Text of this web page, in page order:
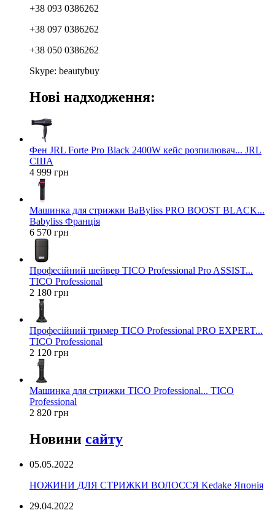
+38 093 0386262
+38 097 0386262
+38 050 0386262
Skype: beautybuy
Нові надходження:
Фен JRL Forte Pro Black 2400W кейс розпилювач... JRL
США
4 999 грн
Машинка для стрижки BaByliss PRO BOOST BLACK...
Babyliss Франція
6 570 грн
Професійний шейвер TICO Professional Pro ASSIST...
TICO Professional
2 180 грн
Професійний тример TICO Professional PRO EXPERT...
TICO Professional
2 120 грн
Машинка для стрижки TICO Professional... TICO
Professional
2 820 грн
Новини сайту
05.05.2022
НОЖИНИ ДЛЯ СТРИЖКИ ВОЛОССЯ Kedake Японія
29.04.2022